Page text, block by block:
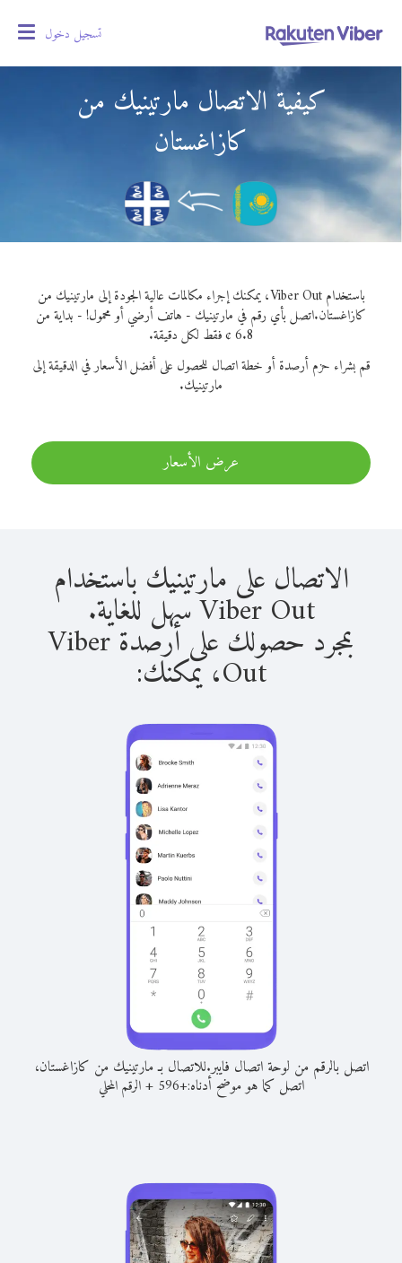
تسجيل دخول
كيفية الاتصال مارتينيك من
كازاغستان
باستخدام Viber Out، يمكنك إجراء مكالمات عالية الجودة إلى مارتينيك من
كازاغستان.اتصل بأي رقم في مارتينيك - هاتف أرضي أو محمول! - بداية من
6.8 ¢ فقط لكل دقيقة.
قم بشراء حزم أرصدة أو خطة اتصال للحصول على أفضل الأسعار في الدقيقة إلى
مارتينيك.
عرض الأسعار
الاتصال على مارتينيك باستخدام
Viber Out سهل للغاية.
بمجرد حصولك على أرصدة Viber
Out، يمكنك:
اتصل بالرقم من لوحة اتصال فايبر.للاتصال بـ مارتينيك من كازاغستان،
اتصل كما هو موضح أدناه:+
596
+الرقم المحلي